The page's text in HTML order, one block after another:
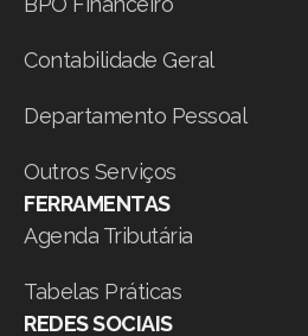
Contabilidade Geral
Departamento Pessoal
Outros Serviços
FERRAMENTAS
Agenda Tributária
Tabelas Práticas
REDES SOCIAIS